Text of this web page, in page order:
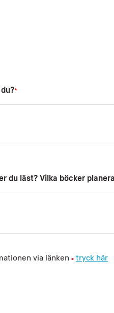
*
du läst? Vilka böcker
via länken tryck här